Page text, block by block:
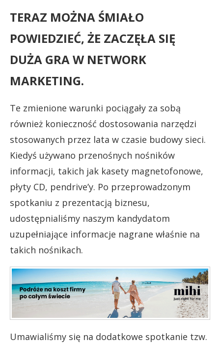
TERAZ MOŻNA ŚMIAŁO
POWIEDZIEĆ, ŻE ZACZĘŁA SIĘ
DUŻA GRA W NETWORK
MARKETING.
Te zmienione warunki pociągały za sobą
również konieczność dostosowania narzędzi
stosowanych przez lata w czasie budowy sieci.
Kiedyś używano przenośnych nośników
informacji, takich jak kasety magnetofonowe,
płyty CD, pendrive’y. Po przeprowadzonym
spotkaniu z prezentacją biznesu,
udostępnialiśmy naszym kandydatom
uzupełniające informacje nagrane właśnie na
takich nośnikach.
Umawialiśmy się na dodatkowe spotkanie tzw.